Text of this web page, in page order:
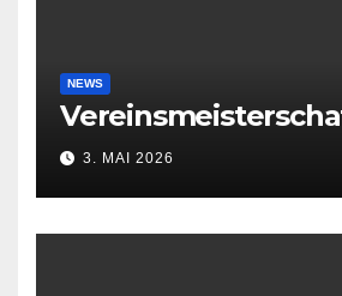
NEWS
3. MAI 2026